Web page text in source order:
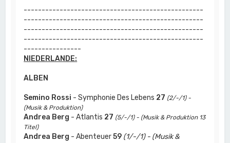
--------------------------------------------------
--------------------------------------------------
--------------------------------------------------
--------------------------------------------------
----------------
NIEDERLANDE:
ALBEN
Semino Rossi - Symphonie Des Lebens 27 (2/-/1) -
(Musik & Produktion)
Andrea Berg - Atlantis 27 (5/-/1) - (Musik & Produktion 13
Titel)
Andrea Berg - Abenteuer59 (1/-/1) - (Musik &